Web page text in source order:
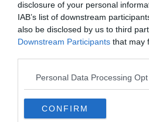
disclosure of your personal
IAB’s list of downstream
also be disclosed by us to third
Downstream Participants that may
Personal Data Processing
CONFIRM